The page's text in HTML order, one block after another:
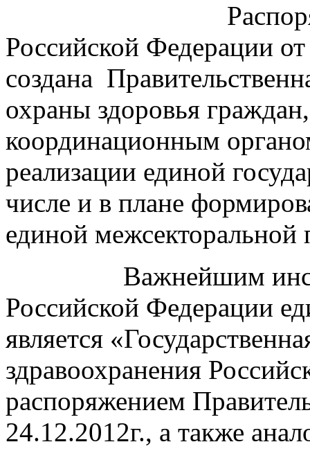
Российской Федерации
создана
охраны здоровья
координационным
реализации единой
числе и в плане
единой межсекторальной
Важнейшим
Российской Федерации
является
здравоохранения
распоряжением
24.12.2012г., а также